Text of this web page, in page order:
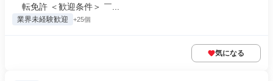
転免許 ＜歓迎条件＞ ￣...
業界未経験歓迎 +25個
気になる